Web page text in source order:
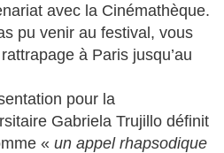
avec la Cinémathèque.
pu venir au festival, vous
à Paris jusqu’au
pour la
Gabriela Trujillo définit
« un appel rhapsodique